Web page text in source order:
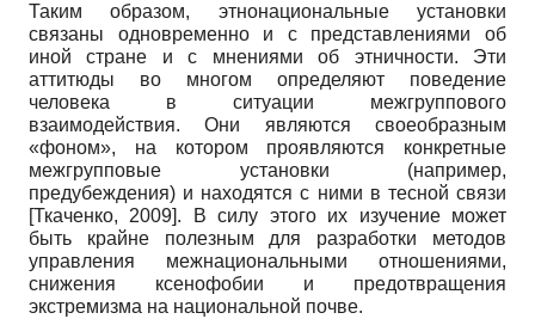
Таким образом, этнонациональные установки
связаны одновременно и с представлениями об
иной стране и с мнениями об этничности. Эти
аттитюды во многом определяют поведение
человека в ситуации меж­группового
взаимодействия. Они являются своеобразным
«фоном», на котором проявляются конкретные
межгрупповые установки (например,
предубеждения) и находятся с ними в тесной связи
[Ткаченко, 2009]. В силу этого их изучение может
быть крайне полезным для разработки методов
управления межнациональными отношениями,
снижения ксенофобии и предотвращения
экстремизма на национальной почве.